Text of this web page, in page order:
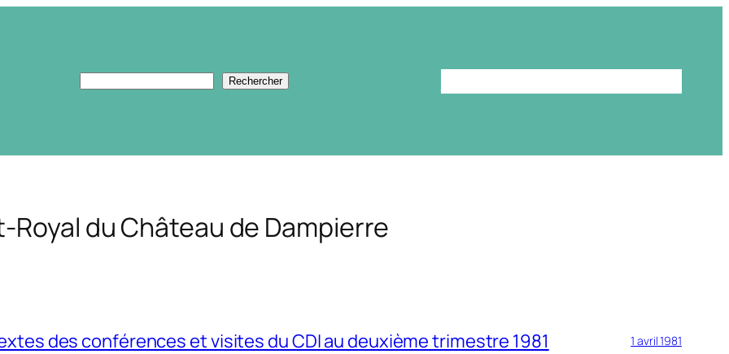
Rechercher Rechercher
Royal du Château de Dampierre
des conférences et visites du CDI au deuxième trimestre 1981 1 avril 1981